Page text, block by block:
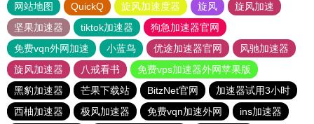
网站地图 QuickQ 旋风加速度器 旋风
旋风加速
坚果加速器
tiktok加速器
狗急加速器官网
免费vqn外网加速
小蓝鸟 优途加速器官网
风驰加速器
旋风加速器
八戒看书
免费vps加速器外网苹果版
黑豹加速器
芒果下载站 BitzNet官网
加速器试用3小时
西柚加速器
极风加速器 免费vqn加速外网 ins加速器